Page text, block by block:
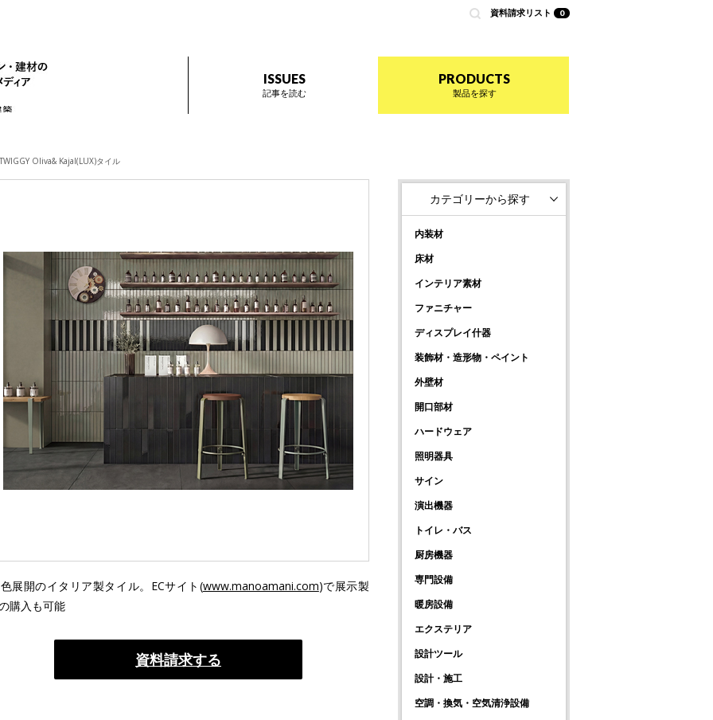
資料請求リスト 0
ISSUES
記事を読む
PRODUCTS
製品を探す
TWIGGY Oliva& Kajal(LUX)タイル
展開のイタリア製タイル。ECサイト(www.manoamani.com)で展示製
購入も可能
資料請求する
カテゴリーから探す
内装材
床材
インテリア素材
ファニチャー
ディスプレイ什器
装飾材・造形物・ペイント
外壁材
開口部材
ハードウェア
照明器具
サイン
演出機器
トイレ・バス
厨房機器
専門設備
暖房設備
エクステリア
設計ツール
設計・施工
空調・換気・空気清浄設備